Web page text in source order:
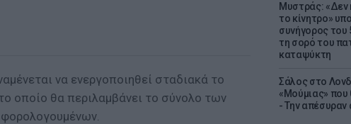
Μυστράς: «Δεν
το κίνητρο»
συνήγορος του
τη σορό του
καταψύκτη
Σάλος στο
«Μούμιας» που
- Την απέσυραν
να ενεργοποιηθεί σταδιακά το
οποίο θα περιλαμβάνει το σύνολο των